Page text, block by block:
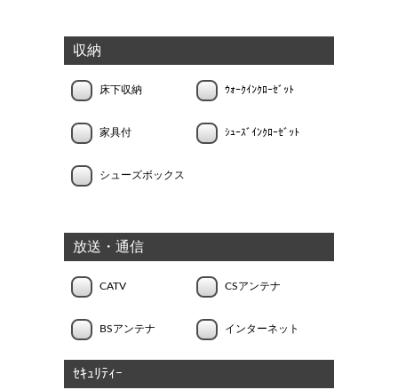
収納
床下収納 ｳｫｰｸｲﾝｸﾛｰｾﾞｯﾄ
家具付 ｼｭｰｽﾞｲﾝｸﾛｰｾﾞｯﾄ
シューズボックス
放送・通信
CATV CSアンテナ
BSアンテナ インターネット
ｾｷｭﾘﾃｨｰ